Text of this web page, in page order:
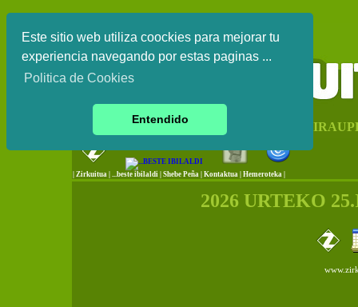
Este sitio web utiliza coockies para mejorar tu
experiencia navegando por estas paginas ...
Politica de Cookies
Entendido
EUSKAL HERRIKO
Zirkuitua ...beste ibilaldi Shebe Peña Kontaktua Hemeroteka |
2026 URTEKO